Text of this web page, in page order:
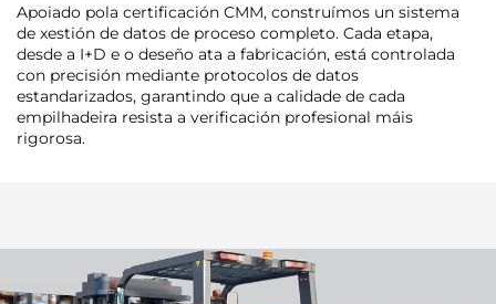
Apoiado pola certificación CMM, construímos un sistema
de xestión de datos de proceso completo. Cada etapa,
desde a I+D e o deseño ata a fabricación, está controlada
con precisión mediante protocolos de datos
estandarizados, garantindo que a calidade de cada
empilhadeira resista a verificación profesional máis
rigorosa.